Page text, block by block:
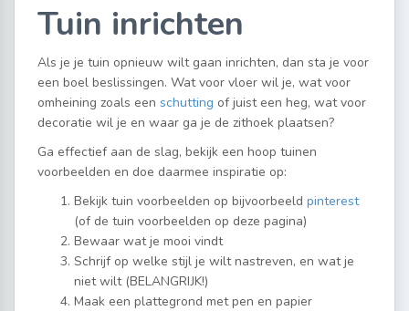
Tuin inrichten
Als je je tuin opnieuw wilt gaan inrichten, dan sta je voor
een boel beslissingen. Wat voor vloer wil je, wat voor
omheining zoals een schutting of juist een heg, wat voor
decoratie wil je en waar ga je de zithoek plaatsen?
Ga effectief aan de slag, bekijk een hoop tuinen
voorbeelden en doe daarmee inspiratie op:
Bekijk tuin voorbeelden op bijvoorbeeld pinterest
(of de tuin voorbeelden op deze pagina)
Bewaar wat je mooi vindt
Schrijf op welke stijl je wilt nastreven, en wat je
niet wilt (BELANGRIJK!)
Maak een plattegrond met pen en papier